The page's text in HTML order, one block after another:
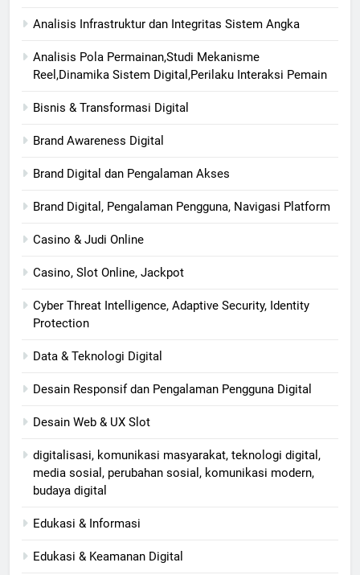
Analisis Infrastruktur dan Integritas Sistem Angka
Analisis Pola Permainan,Studi Mekanisme
Reel,Dinamika Sistem Digital,Perilaku Interaksi Pemain
Bisnis & Transformasi Digital
Brand Awareness Digital
Brand Digital dan Pengalaman Akses
Brand Digital, Pengalaman Pengguna, Navigasi Platform
Casino & Judi Online
Casino, Slot Online, Jackpot
Cyber Threat Intelligence, Adaptive Security, Identity
Protection
Data & Teknologi Digital
Desain Responsif dan Pengalaman Pengguna Digital
Desain Web & UX Slot
digitalisasi, komunikasi masyarakat, teknologi digital,
media sosial, perubahan sosial, komunikasi modern,
budaya digital
Edukasi & Informasi
Edukasi & Keamanan Digital